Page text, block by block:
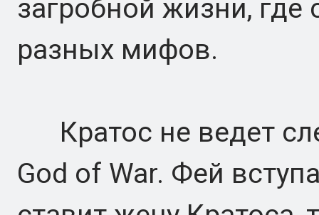
загробной жизни, где
разных мифов.
Кратос не ведет
God of War. Фей